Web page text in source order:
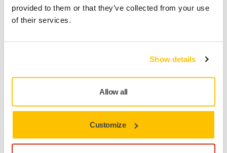
provided to them or that they’ve collected from your use
of their services.
Show details
Allow all
Customize
Fri frakt över 49.90€ inkl.moms
Säker kortbetalning
Gör en retur enkelt på www.mirka.com/sv-
Teknisk specifikation